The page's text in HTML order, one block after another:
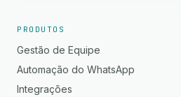
PRODUTOS
Gestão de Equipe
Automação do WhatsApp
Integrações